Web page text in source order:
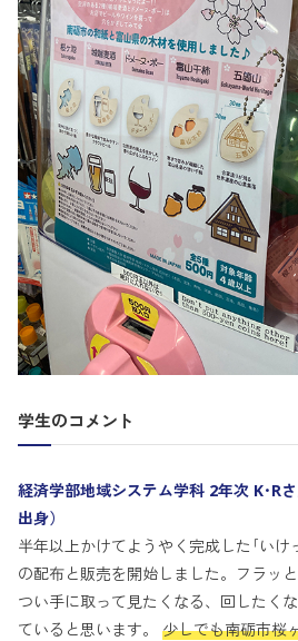
学生のコメント
経済学部地域システム学科 2年次 K･R
出身）
半年以上かけてようやく完成した｢いけ
の配布と販売を開始しました。フラッ
つい手に取って見たくなる、回したく
ていると思います。 少しでも南砺市桜